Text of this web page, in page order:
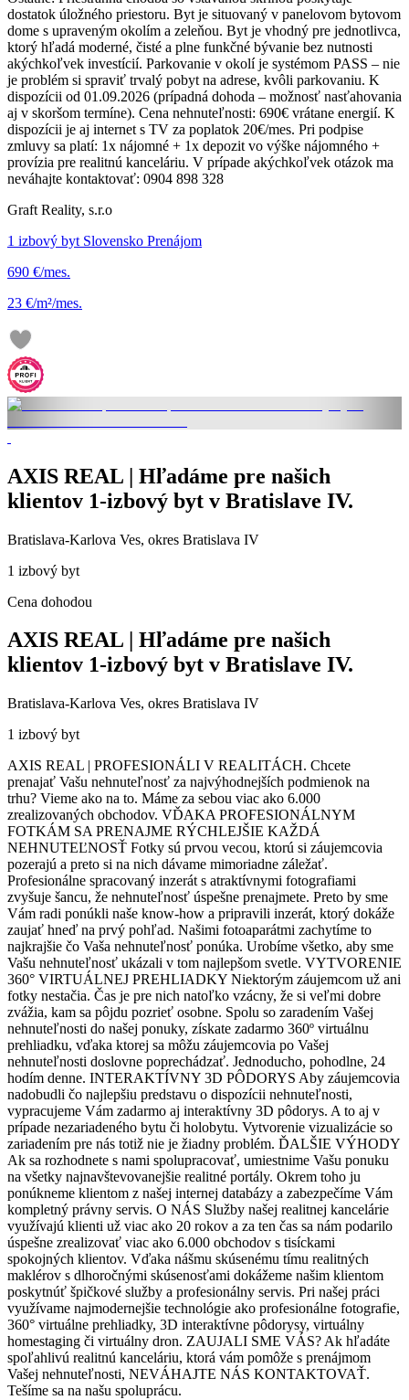
dostatok úložného priestoru. Byt je situovaný v panelovom bytovom
dome s upraveným okolím a zeleňou. Byt je vhodný pre jednotlivca,
ktorý hľadá moderné, čisté a plne funkčné bývanie bez nutnosti
akýchkoľvek investícií. Parkovanie v okolí je systémom PASS – nie
je problém si spraviť trvalý pobyt na adrese, kvôli parkovaniu. K
dispozícii od 01.09.2026 (prípadná dohoda – možnosť nasťahovania
aj v skoršom termíne). Cena nehnuteľnosti: 690€ vrátane energií. K
dispozícii je aj internet s TV za poplatok 20€/mes. Pri podpise
zmluvy sa platí: 1x nájomné + 1x depozit vo výške nájomného +
provízia pre realitnú kanceláriu. V prípade akýchkoľvek otázok ma
neváhajte kontaktovať: 0904 898 328
Graft Reality, s.r.o
1 izbový byt Slovensko Prenájom
690 €/mes.
23 €/m²/mes.
AXIS REAL | Hľadáme pre našich
klientov 1-izbový byt v Bratislave IV.
Bratislava-Karlova Ves, okres Bratislava IV
1 izbový byt
Cena dohodou
AXIS REAL | Hľadáme pre našich
klientov 1-izbový byt v Bratislave IV.
Bratislava-Karlova Ves, okres Bratislava IV
1 izbový byt
AXIS REAL | PROFESIONÁLI V REALITÁCH. Chcete
prenajať Vašu nehnuteľnosť za najvýhodnejších podmienok na
trhu? Vieme ako na to. Máme za sebou viac ako 6.000
zrealizovaných obchodov. VĎAKA PROFESIONÁLNYM
FOTKÁM SA PRENAJME RÝCHLEJŠIE KAŽDÁ
NEHNUTEĽNOSŤ Fotky sú prvou vecou, ktorú si záujemcovia
pozerajú a preto si na nich dávame mimoriadne záležať.
Profesionálne spracovaný inzerát s atraktívnymi fotografiami
zvyšuje šancu, že nehnuteľnosť úspešne prenajmete. Preto by sme
Vám radi ponúkli naše know-how a pripravili inzerát, ktorý dokáže
zaujať hneď na prvý pohľad. Našimi fotoaparátmi zachytíme to
najkrajšie čo Vaša nehnuteľnosť ponúka. Urobíme všetko, aby sme
Vašu nehnuteľnosť ukázali v tom najlepšom svetle. VYTVORENIE
360° VIRTUÁLNEJ PREHLIADKY Niektorým záujemcom už ani
fotky nestačia. Čas je pre nich natoľko vzácny, že si veľmi dobre
zvážia, kam sa pôjdu pozrieť osobne. Spolu so zaradením Vašej
nehnuteľnosti do našej ponuky, získate zadarmo 360º virtuálnu
prehliadku, vďaka ktorej sa môžu záujemcovia po Vašej
nehnuteľnosti doslovne poprechádzať. Jednoducho, pohodlne, 24
hodím denne. INTERAKTÍVNY 3D PÔDORYS Aby záujemcovia
nadobudli čo najlepšiu predstavu o dispozícii nehnuteľnosti,
vypracujeme Vám zadarmo aj interaktívny 3D pôdorys. A to aj v
prípade nezariadeného bytu či holobytu. Vytvorenie vizualizácie so
zariadením pre nás totiž nie je žiadny problém. ĎALŠIE VÝHODY
Ak sa rozhodnete s nami spolupracovať, umiestnime Vašu ponuku
na všetky najnavštevovanejšie realitné portály. Okrem toho ju
ponúkneme klientom z našej internej databázy a zabezpečíme Vám
kompletný právny servis. O NÁS Služby našej realitnej kancelárie
využívajú klienti už viac ako 20 rokov a za ten čas sa nám podarilo
úspešne zrealizovať viac ako 6.000 obchodov s tisíckami
spokojných klientov. Vďaka nášmu skúsenému tímu realitných
maklérov s dlhoročnými skúsenosťami dokážeme našim klientom
poskytnúť špičkové služby a profesionálny servis. Pri našej práci
využívame najmodernejšie technológie ako profesionálne fotografie,
360° virtuálne prehliadky, 3D interaktívne pôdorysy, virtuálny
homestaging či virtuálny dron. ZAUJALI SME VÁS? Ak hľadáte
spoľahlivú realitnú kanceláriu, ktorá vám pomôže s prenájmom
Vašej nehnuteľnosti, NEVÁHAJTE NÁS KONTAKTOVAŤ.
Tešíme sa na našu spoluprácu.